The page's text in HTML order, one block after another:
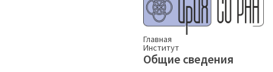
Главная
Институт
Общие сведения